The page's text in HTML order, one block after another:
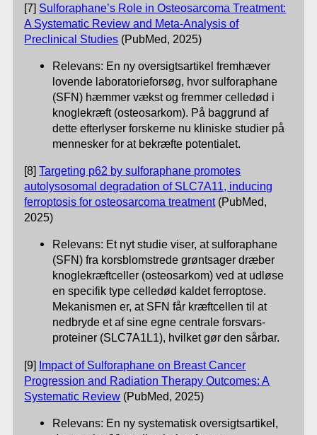
[7] Sulforaphane’s Role in Osteosarcoma Treatment:
A Systematic Review and Meta-Analysis of
Preclinical Studies (PubMed, 2025)
Relevans: En ny oversigtsartikel fremhæver
lovende laboratorieforsøg, hvor sulforaphane
(SFN) hæmmer vækst og fremmer celledød i
knoglekræft (osteosarkom). På baggrund af
dette efterlyser forskerne nu kliniske studier på
mennesker for at bekræfte potentialet.
[8]Targeting p62 by sulforaphane promotes
autolysosomal degradation of SLC7A11, inducing
ferroptosis for osteosarcoma treatment(PubMed,
2025)
Relevans: Et nyt studie viser, at sulforaphane
(SFN) fra korsblomstrede grøntsager dræber
knoglekræftceller (osteosarkom) ved at udløse
en specifik type celledød kaldet ferroptose.
Mekanismen er, at SFN får kræftcellen til at
nedbryde et af sine egne centrale forsvars-
proteiner (SLC7A1L1), hvilket gør den sårbar.
[9] Impact of Sulforaphane on Breast Cancer
Progression and Radiation Therapy Outcomes: A
Systematic Review (PubMed, 2025)
Relevans: En ny systematisk oversigtsartikel,